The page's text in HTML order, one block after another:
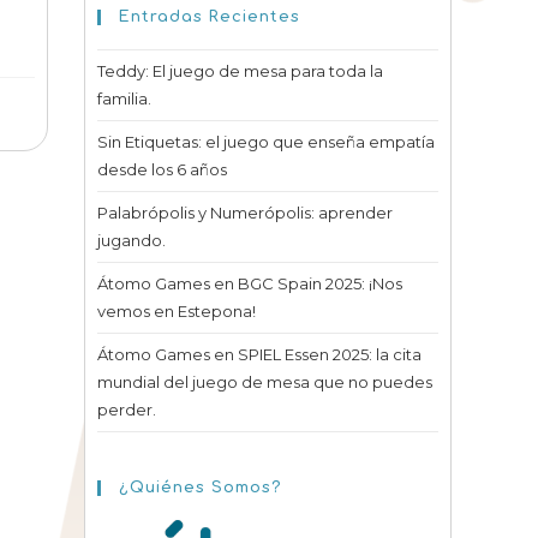
Entradas Recientes
Teddy: El juego de mesa para toda la
familia.
Sin Etiquetas: el juego que enseña empatía
desde los 6 años
Palabrópolis y Numerópolis: aprender
jugando.
Átomo Games en BGC Spain 2025: ¡Nos
vemos en Estepona!
Átomo Games en SPIEL Essen 2025: la cita
mundial del juego de mesa que no puedes
perder.
¿Quiénes Somos?